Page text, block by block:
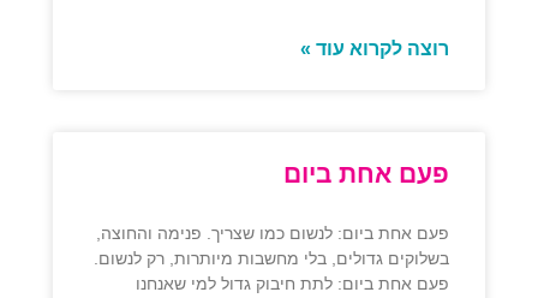
רוצה לקרוא עוד »
פעם אחת ביום
פעם אחת ביום: לנשום כמו שצריך. פנימה והחוצה,
בשלוקים גדולים, בלי מחשבות מיותרות, רק לנשום.
פעם אחת ביום: לתת חיבוק גדול למי שאנחנו